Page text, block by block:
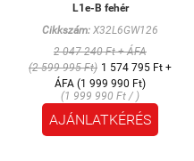
L1e-B fehér
Cikkszám: X32L6GW126
2 047 240 Ft + ÁFA
(2 599 995 Ft) 1 574 795 Ft +
ÁFA (1 999 990 Ft)
(1 999 990 Ft / )
AJÁNLATKÉRÉS